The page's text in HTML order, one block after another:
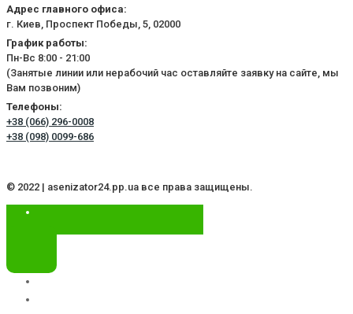
Адрес главного офиса:
г. Киев, Проспект Победы, 5, 02000
График работы:
Пн-Вс 8:00 - 21:00
(Занятые линии или нерабочий час оставляйте заявку на сайте, мы
Вам позвоним)
Телефоны:
+38 (066) 296-0008
+38 (098) 0099-686
© 2022 | asenizator24.pp.ua все права защищены.